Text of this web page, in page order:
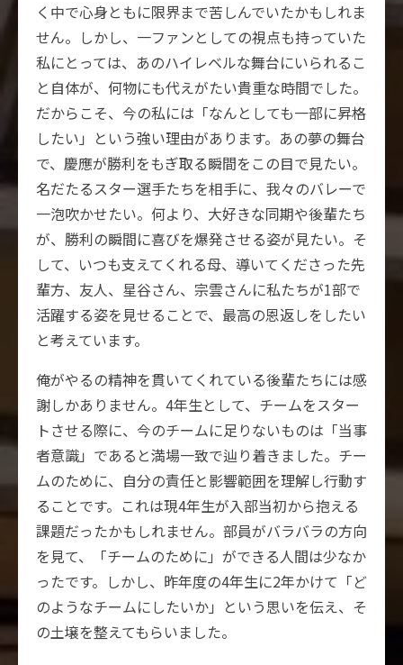
く中で心身ともに限界まで苦しんでいたかもしれま
せん。しかし、一ファンとしての視点も持っていた
私にとっては、あのハイレベルな舞台にいられるこ
と自体が、何物にも代えがたい貴重な時間でした。
だからこそ、今の私には「なんとしても一部に昇格
したい」という強い理由があります。あの夢の舞台
で、慶應が勝利をもぎ取る瞬間をこの目で見たい。
名だたるスター選手たちを相手に、我々のバレーで
一泡吹かせたい。何より、大好きな同期や後輩たち
が、勝利の瞬間に喜びを爆発させる姿が見たい。そ
して、いつも支えてくれる母、導いてくださった先
輩方、友人、星谷さん、宗雲さんに私たちが1部で
活躍する姿を見せることで、最高の恩返しをしたい
と考えています。
俺がやるの精神を貫いてくれている後輩たちには感
謝しかありません。4年生として、チームをスター
トさせる際に、今のチームに足りないものは「当事
者意識」であると満場一致で辿り着きました。チー
ムのために、自分の責任と影響範囲を理解し行動す
ることです。これは現4年生が入部当初から抱える
課題だったかもしれません。部員がバラバラの方向
を見て、「チームのために」ができる人間は少なか
ったです。しかし、昨年度の4年生に2年かけて「ど
のようなチームにしたいか」という思いを伝え、そ
の土壌を整えてもらいました。